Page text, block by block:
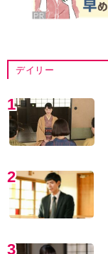
デイリー
1
2
3